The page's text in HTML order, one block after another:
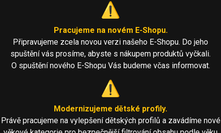
⚠️
Pracujeme na novém E-Shopu.
Připravujeme zcela novou verzi našeho E-Shopu. Do jeho
spuštění vás prosíme, abyste s nákupem produktů vyčkali.
O spuštění nového E-Shopu Vás budeme včas informovat.
⚠️
Modernizujeme dětské profily.
Právě pracujeme na vylepšení dětských profilů a zavádíme nové